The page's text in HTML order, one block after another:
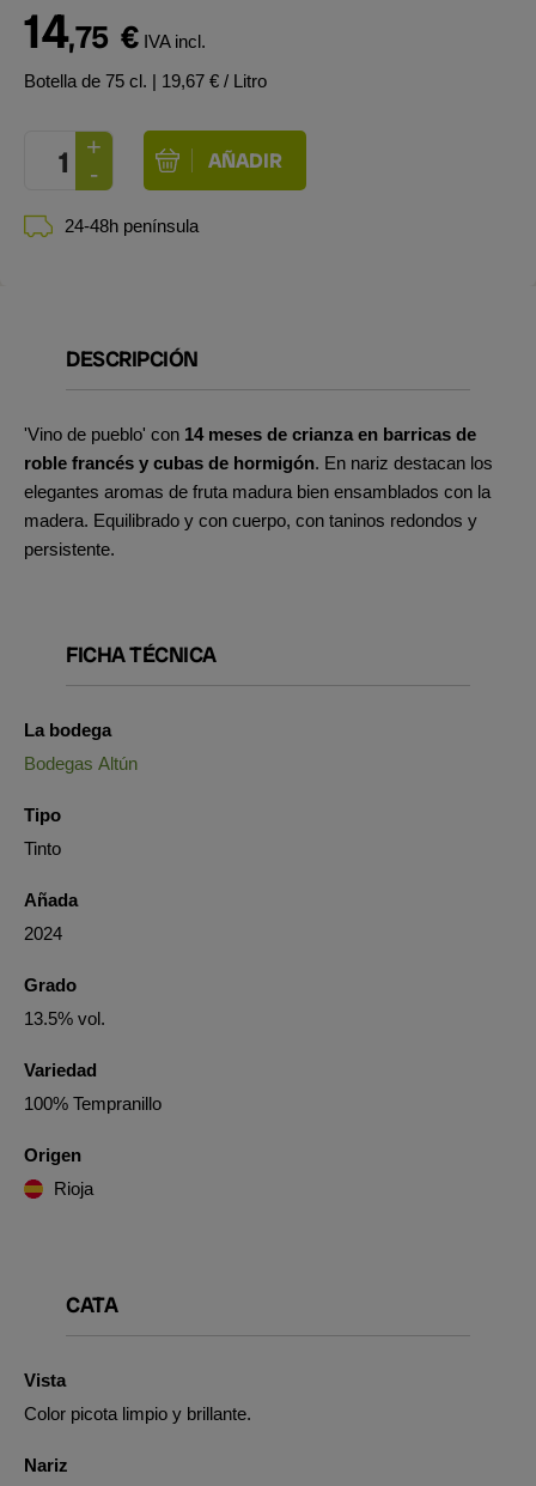
14,75 € IVA incl.
Botella de 75 cl. | 19,67 € / Litro
24-48h península
DESCRIPCIÓN
'Vino de pueblo' con 14 meses de crianza en barricas de
roble francés y cubas de hormigón. En nariz destacan los
elegantes aromas de fruta madura bien ensamblados con la
madera. Equilibrado y con cuerpo, con taninos redondos y
persistente.
FICHA TÉCNICA
La bodega
Bodegas Altún
Tipo
Tinto
Añada
2024
Grado
13.5% vol.
Variedad
100% Tempranillo
Origen
Rioja
CATA
Vista
Color picota limpio y brillante.
Nariz